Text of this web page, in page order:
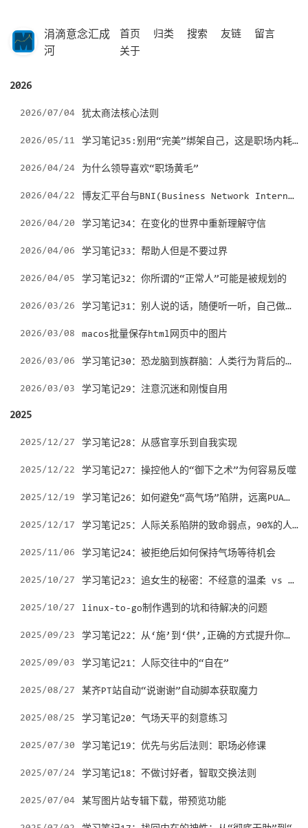
涓滴意念汇成
河
首页 归类 搜索 友链
留言
关于
2026
2026/07/04 犹太商法核心法则
2026/05/11 学习笔记35:别用“完美”绑架自己，这是职场内耗的根源
2026/04/24 为什么领导喜欢“职场黄毛”
2026/04/22 博友汇平台与BNI(Business Network International)
2026/04/20 学习笔记34：在变化的世界中重新理解守信
2026/04/06 学习笔记33：帮助人但是不要过界
2026/04/05 学习笔记32：你所谓的“正常人”可能是被规划的
2026/03/26 学习笔记31：别人说的话，随便听一听，自己做决定
2026/03/08 macos批量保存html网页中的图片
2026/03/06 学习笔记30：恐龙脑到族群脑：人类行为背后的进化逻辑
2026/03/03 学习笔记29：注意沉迷和刚愎自用
2025
2025/12/27 学习笔记28：从感官享乐到自我实现
2025/12/22 学习笔记27：操控他人的“御下之术”为何容易反噬
2025/12/19 学习笔记26：如何避免“高气场”陷阱，远离PUA操控
2025/12/17 学习笔记25：人际关系陷阱的致命弱点，90%的人不知道
2025/11/06 学习笔记24：被拒绝后如何保持气场等待机会
2025/10/27 学习笔记23：追女生的秘密：不经意的温柔 vs 节日的“突击”
2025/10/27 linux-to-go制作遇到的坑和待解决的问题
2025/09/23 学习笔记22：从‘施’到‘供’,正确的方式提升你的气场
2025/09/03 学习笔记21：人际交往中的“自在”
2025/08/27 某齐PT站自动“说谢谢”自动脚本获取魔力
2025/08/25 学习笔记20：气场天平的刻意练习
2025/07/30 学习笔记19：优先与劣后法则：职场必修课
2025/07/24 学习笔记18：不做讨好者，智取交换法则
2025/07/04 某写图片站专辑下载，带预览功能